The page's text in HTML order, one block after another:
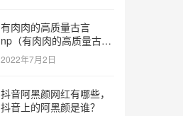
有肉肉的高质量古言
np（有肉肉的高质量古言
np推荐）
2022年7月2日
抖音阿黑颜网红有哪些，
抖音上的阿黑颜是谁？